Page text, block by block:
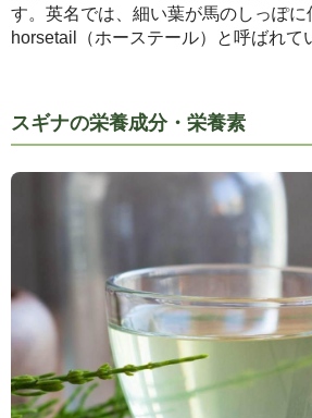
す。英名では、細い葉が馬のしっぽに
horsetail（ホーステール）と呼ばれて
スギナの栄養成分・栄養素